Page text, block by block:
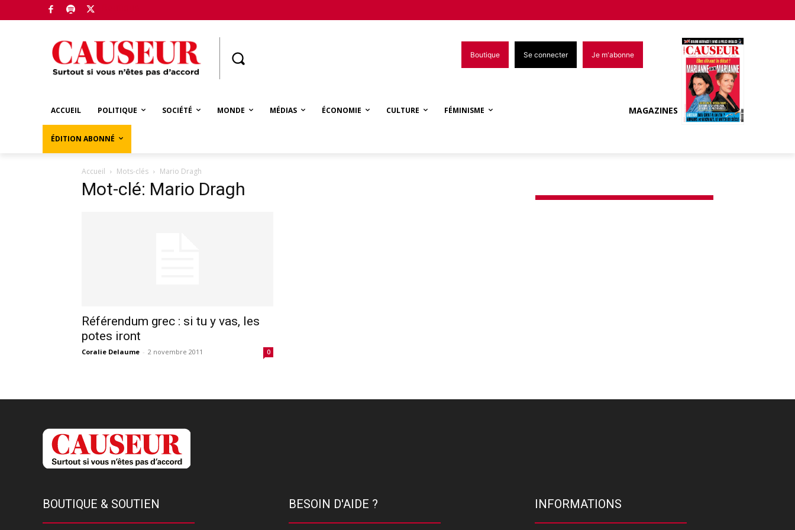
Boutique Se connecter Je m'abonne
ACCUEIL POLITIQUE SOCIÉTÉ MONDE MÉDIAS ÉCONOMIE CULTURE FÉMINISME
ÉDITION ABONNÉ
MAGAZINES
Accueil Mots-clés Mario Dragh
Mot-clé: Mario Dragh
Référendum grec : si tu y vas, les
potes iront
Coralie Delaume - 2 novembre 2011 0
BOUTIQUE & SOUTIEN BESOIN D'AIDE ? INFORMATIONS